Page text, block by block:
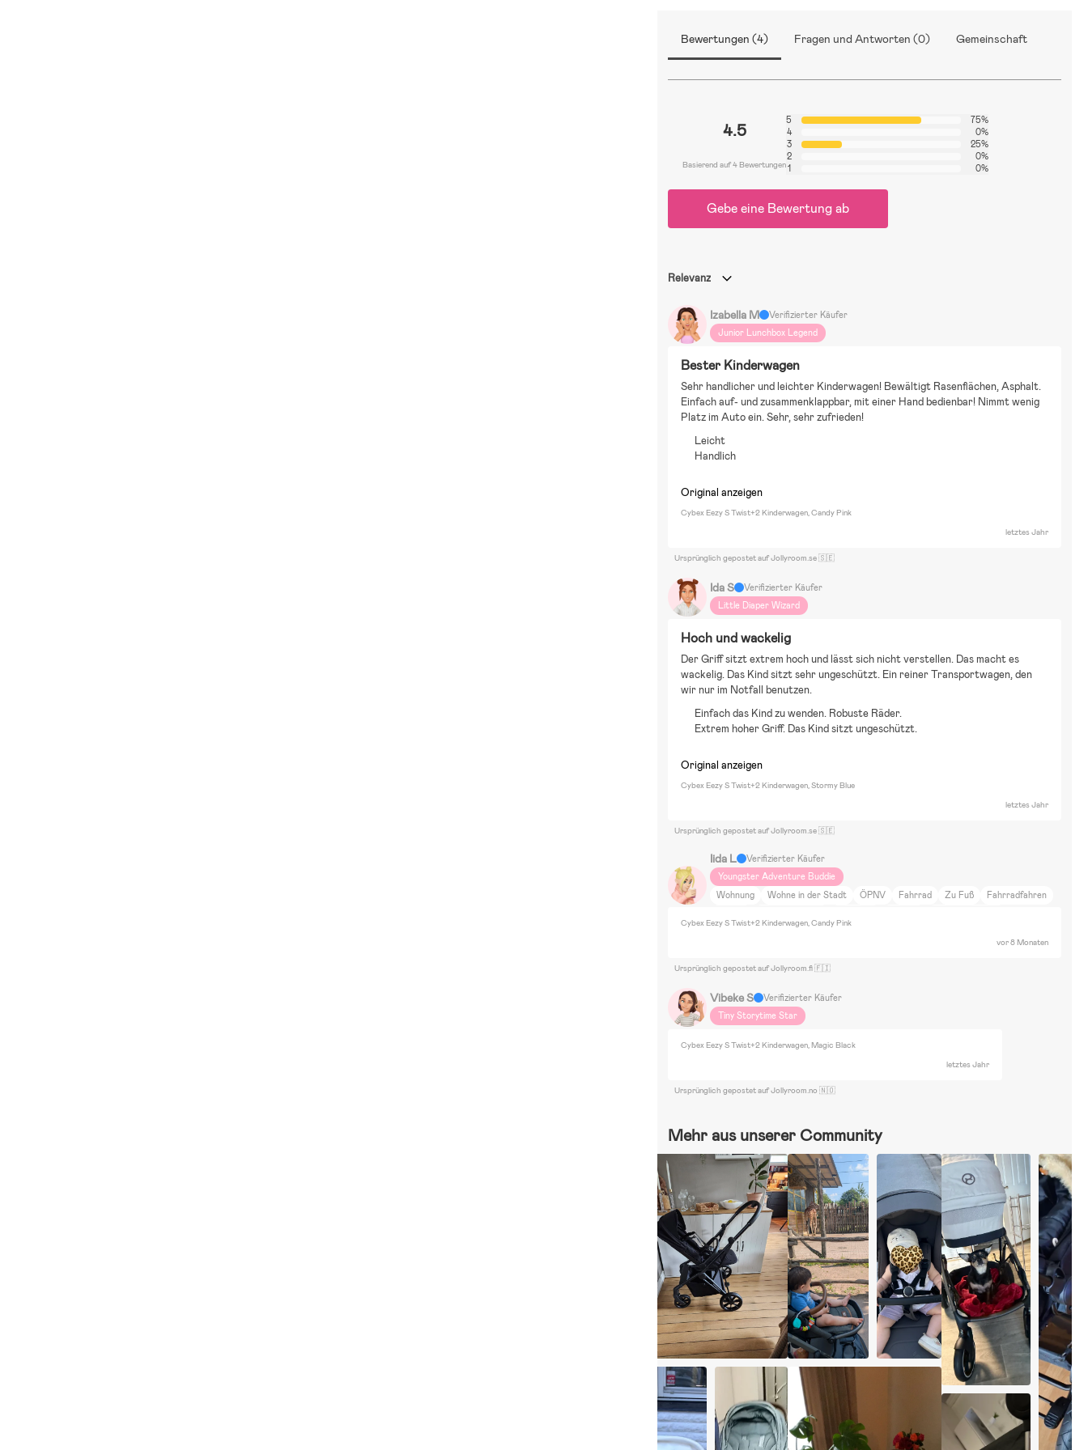
Bewertungen (4) Fragen und Antworten (0) Gemeinschaft
4.5
Basierend auf 4 Bewertungen
5
75%
4
0%
3
25%
2
0%
1
0%
Gebe eine Bewertung ab
Relevanz
Izabella M
Verifizierter Käufer
Junior Lunchbox Legend
Bester Kinderwagen
Sehr handlicher und leichter Kinderwagen! Bewältigt Rasenflächen, Asphalt.
Einfach auf- und zusammenklappbar, mit einer Hand bedienbar! Nimmt wenig
Platz im Auto ein. Sehr, sehr zufrieden!
Leicht
Handlich
Original anzeigen
Cybex Eezy S Twist+2 Kinderwagen, Candy Pink
letztes Jahr
Ursprünglich gepostet auf Jollyroom.se 🇸🇪
Ida S
Verifizierter Käufer
Little Diaper Wizard
Hoch und wackelig
Der Griff sitzt extrem hoch und lässt sich nicht verstellen. Das macht es
wackelig. Das Kind sitzt sehr ungeschützt. Ein reiner Transportwagen, den
wir nur im Notfall benutzen.
Einfach das Kind zu wenden. Robuste Räder.
Extrem hoher Griff. Das Kind sitzt ungeschützt.
Original anzeigen
Cybex Eezy S Twist+2 Kinderwagen, Stormy Blue
letztes Jahr
Ursprünglich gepostet auf Jollyroom.se 🇸🇪
Iida L
Verifizierter Käufer
Youngster Adventure Buddie
Wohnung
Wohne in der Stadt ÖPNV Fahrrad Zu Fuß
Fahrradfahren
Cybex Eezy S Twist+2 Kinderwagen, Candy Pink
vor 8 Monaten
Ursprünglich gepostet auf Jollyroom.fi 🇫🇮
Vibeke S
Verifizierter Käufer
Tiny Storytime Star
Cybex Eezy S Twist+2 Kinderwagen, Magic Black
letztes Jahr
Ursprünglich gepostet auf Jollyroom.no 🇳🇴
Mehr aus unserer Community